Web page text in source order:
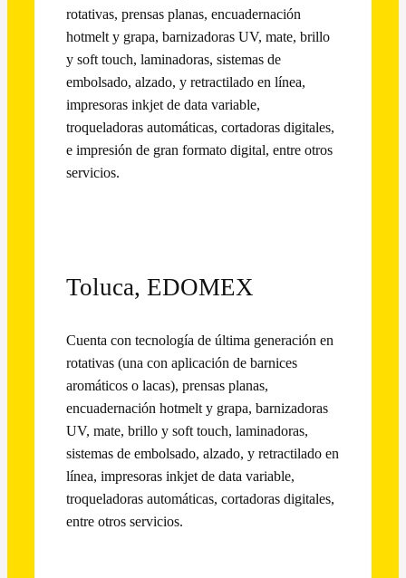
rotativas, prensas planas, encuadernación
hotmelt y grapa, barnizadoras UV, mate, brillo
y soft touch, laminadoras, sistemas de
embolsado, alzado, y retractilado en línea,
impresoras inkjet de data variable,
troqueladoras automáticas, cortadoras digitales,
e impresión de gran formato digital, entre otros
servicios.
Toluca, EDOMEX
Cuenta con tecnología de última generación en
rotativas (una con aplicación de barnices
aromáticos o lacas), prensas planas,
encuadernación hotmelt y grapa, barnizadoras
UV, mate, brillo y soft touch, laminadoras,
sistemas de embolsado, alzado, y retractilado en
línea, impresoras inkjet de data variable,
troqueladoras automáticas, cortadoras digitales,
entre otros servicios.